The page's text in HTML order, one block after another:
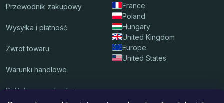
Przewodnik zakupowy
Wysyłka i płatność
Zwrot towaru
Warunki handlowe
Polityka prywatności
France
Poland
Hungary
United Kingdom
Europe
United States